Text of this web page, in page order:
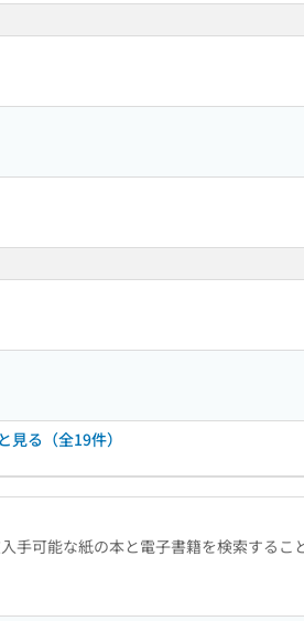
見る（全19件）
手可能な紙の本と電子書籍を検索するこ